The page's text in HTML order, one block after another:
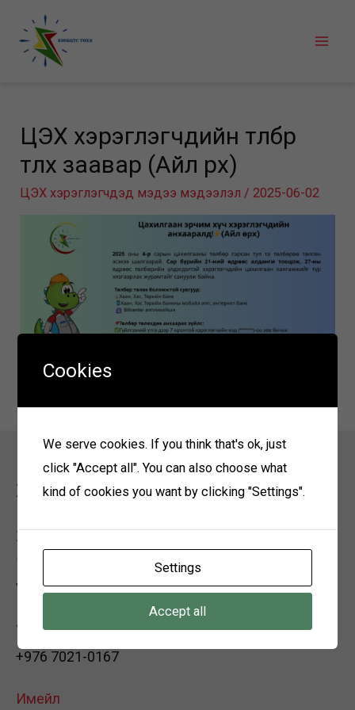
content
ЦЭХ хэрэглэгчдийн төлбөр
төлөх заавар (Айл өрх)
ЦЭХ хэрэглэгчдэд мэдээ мэдээлэл /2025-06-02
Холбоо барих
Хаяг
12150 Улаанбаатар хот, Багануур дүүрэг, 3-р хороо,
Үйлдвэрийн хэсэг, Өөрийн байр
Утас
+976 7021-0167
Имейл
Cookies
We serve cookies. If you think that's ok, just
click "Accept all". You can also choose what
kind of cookies you want by clicking "Settings".
Settings
Accept all